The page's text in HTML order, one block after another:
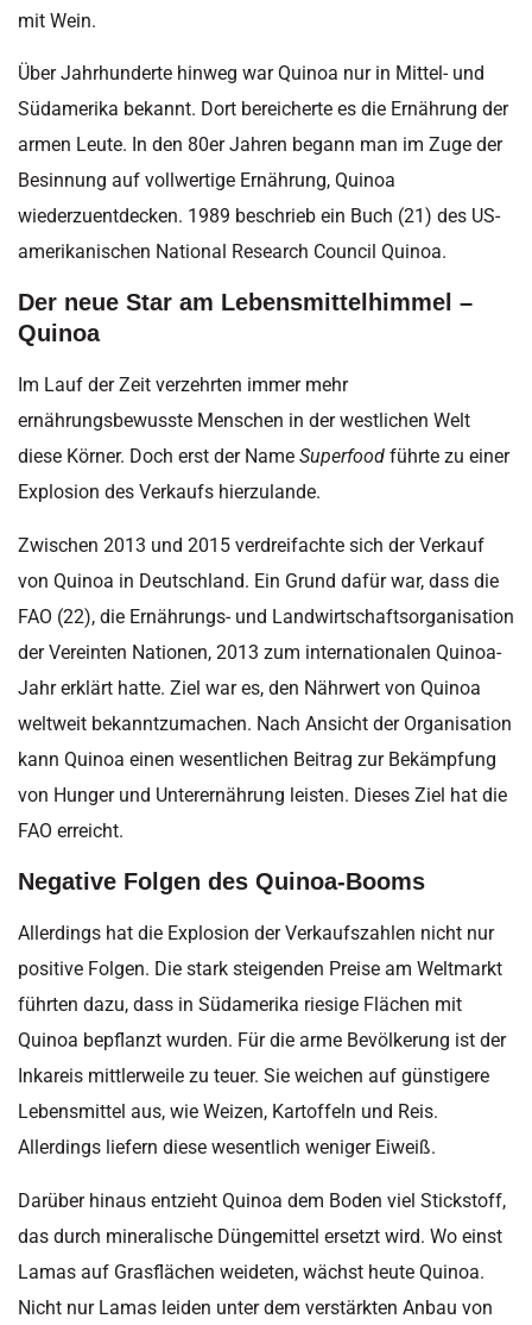
mit Wein.
Über Jahrhunderte hinweg war Quinoa nur in Mittel- und
Südamerika bekannt. Dort bereicherte es die Ernährung der
armen Leute. In den 80er Jahren begann man im Zuge der
Besinnung auf vollwertige Ernährung, Quinoa
wiederzuentdecken. 1989 beschrieb ein Buch (21) des US-
amerikanischen National Research Council Quinoa.
Der neue Star am Lebensmittelhimmel –
Quinoa
Im Lauf der Zeit verzehrten immer mehr
ernährungsbewusste Menschen in der westlichen Welt
diese Körner. Doch erst der Name Superfood führte zu einer
Explosion des Verkaufs hierzulande.
Zwischen 2013 und 2015 verdreifachte sich der Verkauf
von Quinoa in Deutschland. Ein Grund dafür war, dass die
FAO (22), die Ernährungs- und Landwirtschaftsorganisation
der Vereinten Nationen, 2013 zum internationalen Quinoa-
Jahr erklärt hatte. Ziel war es, den Nährwert von Quinoa
weltweit bekanntzumachen. Nach Ansicht der Organisation
kann Quinoa einen wesentlichen Beitrag zur Bekämpfung
von Hunger und Unterernährung leisten. Dieses Ziel hat die
FAO erreicht.
Negative Folgen des Quinoa-Booms
Allerdings hat die Explosion der Verkaufszahlen nicht nur
positive Folgen. Die stark steigenden Preise am Weltmarkt
führten dazu, dass in Südamerika riesige Flächen mit
Quinoa bepflanzt wurden. Für die arme Bevölkerung ist der
Inkareis mittlerweile zu teuer. Sie weichen auf günstigere
Lebensmittel aus, wie Weizen, Kartoffeln und Reis.
Allerdings liefern diese wesentlich weniger Eiweiß.
Darüber hinaus entzieht Quinoa dem Boden viel Stickstoff,
das durch mineralische Düngemittel ersetzt wird. Wo einst
Lamas auf Grasflächen weideten, wächst heute Quinoa.
Nicht nur Lamas leiden unter dem verstärkten Anbau von